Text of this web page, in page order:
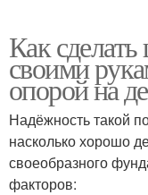
Детский
Шалаши для
души
Как
своими
опорой на
Надёжность такой
насколько хорошо
своеобразного
факторов: